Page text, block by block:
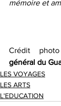
mémoire et
Crédit
général du
LES VOYAGES
LES ARTS
L'EDUCATION